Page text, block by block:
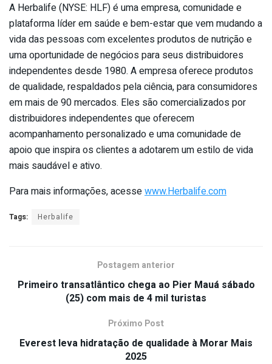
A Herbalife (NYSE: HLF) é uma empresa, comunidade e
plataforma líder em saúde e bem-estar que vem mudando a
vida das pessoas com excelentes produtos de nutrição e
uma oportunidade de negócios para seus distribuidores
independentes desde 1980. A empresa oferece produtos
de qualidade, respaldados pela ciência, para consumidores
em mais de 90 mercados. Eles são comercializados por
distribuidores independentes que oferecem
acompanhamento personalizado e uma comunidade de
apoio que inspira os clientes a adotarem um estilo de vida
mais saudável e ativo.
Para mais informações, acessewww.Herbalife.com
Tags: Herbalife
Postagem anterior
Primeiro transatlântico chega ao Pier Mauá sábado
(25) com mais de 4 mil turistas
Próximo Post
Everest leva hidratação de qualidade à Morar Mais
2025